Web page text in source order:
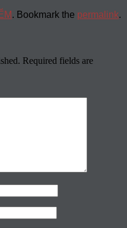
. Bookmark the permalink.
Required fields are